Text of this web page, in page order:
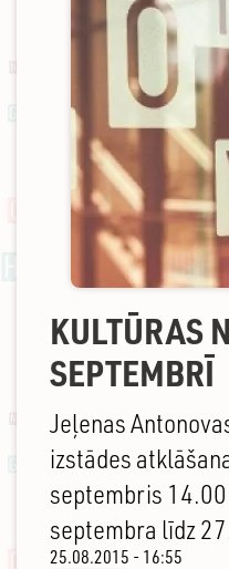
KULTŪRAS
SEPTEMBRĪ
Jeļenas
izstādes
septembris
septembra līdz
25.08.2015 - 16:55